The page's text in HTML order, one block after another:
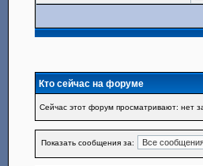
Кто сейчас на форуме
Сейчас этот форум просматривают: нет
Показать сообщения за: